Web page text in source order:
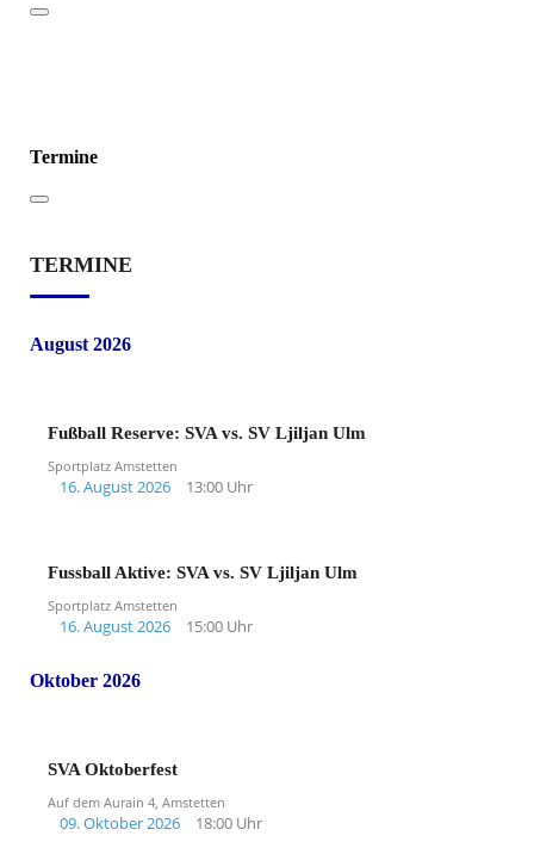
Termine
TERMINE
August 2026
Fußball Reserve: SVA vs. SV Ljiljan Ulm
Sportplatz Amstetten
16. August 2026 13:00 Uhr
Fussball Aktive: SVA vs. SV Ljiljan Ulm
Sportplatz Amstetten
16. August 2026 15:00 Uhr
Oktober 2026
SVA Oktoberfest
Auf dem Aurain 4, Amstetten
09. Oktober 2026 18:00 Uhr